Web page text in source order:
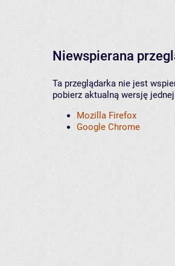
Niewspierana
Ta przeglądarka nie jest
pobierz aktualną wersję
Mozilla Firefox
Google Chrome